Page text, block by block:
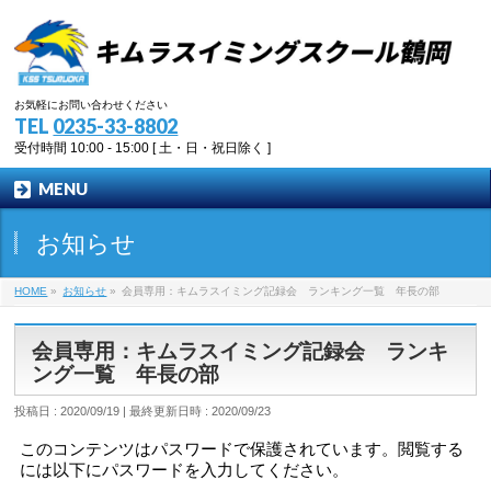
お気軽にお問い合わせください
TEL 0235-33-8802
受付時間 10:00 - 15:00 [ 土・日・祝日除く ]
MENU
お知らせ
HOME » お知らせ » 会員専用：キムラスイミング記録会 ランキング一覧 年長の部
会員専用：キムラスイミング記録会 ランキ
ング一覧 年長の部
投稿日 : 2020/09/19 最終更新日時 : 2020/09/23
このコンテンツはパスワードで保護されています。閲覧する
には以下にパスワードを入力してください。